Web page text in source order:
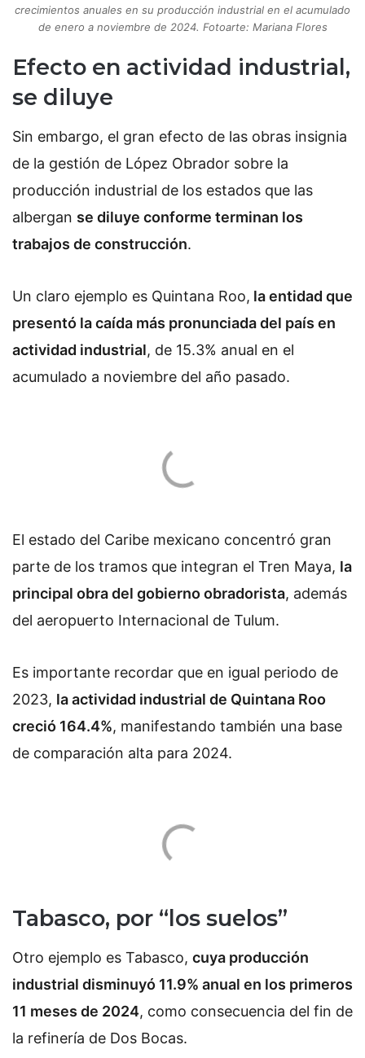
crecimientos anuales en su producción industrial en el acumulado
de enero a noviembre de 2024. Fotoarte: Mariana Flores
Efecto en actividad industrial,
se diluye
Sin embargo, el gran efecto de las obras insignia
de la gestión de López Obrador sobre la
producción industrial de los estados que las
albergan se diluye conforme terminan los
trabajos de construcción.
Un claro ejemplo es Quintana Roo, la entidad que
presentó la caída más pronunciada del país en
actividad industrial, de 15.3% anual en el
acumulado a noviembre del año pasado.
El estado del Caribe mexicano concentró gran
parte de los tramos que integran el Tren Maya, la
principal obra del gobierno obradorista, además
del aeropuerto Internacional de Tulum.
Es importante recordar que en igual periodo de
2023, la actividad industrial de Quintana Roo
creció 164.4%, manifestando también una base
de comparación alta para 2024.
Tabasco, por “los suelos”
Otro ejemplo es Tabasco, cuya producción
industrial disminuyó 11.9% anual en los primeros
11 meses de 2024, como consecuencia del fin de
la refinería de Dos Bocas.